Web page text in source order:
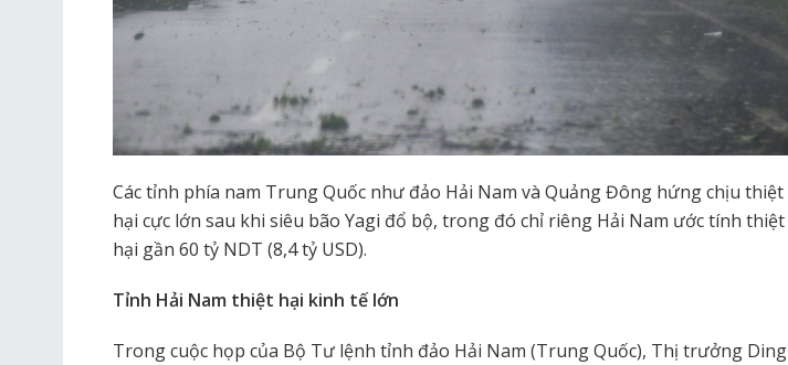
Các tỉnh phía nam Trung Quốc như đảo Hải Nam và Quảng Đông hứng chịu thiệt
hại cực lớn sau khi siêu bão Yagi đổ bộ, trong đó chỉ riêng Hải Nam ước tính thiệt
hại gần 60 tỷ NDT (8,4 tỷ USD).
Tỉnh Hải Nam thiệt hại kinh tế lớn
Trong cuộc họp của Bộ Tư lệnh tỉnh đảo Hải Nam (Trung Quốc), Thị trưởng Ding